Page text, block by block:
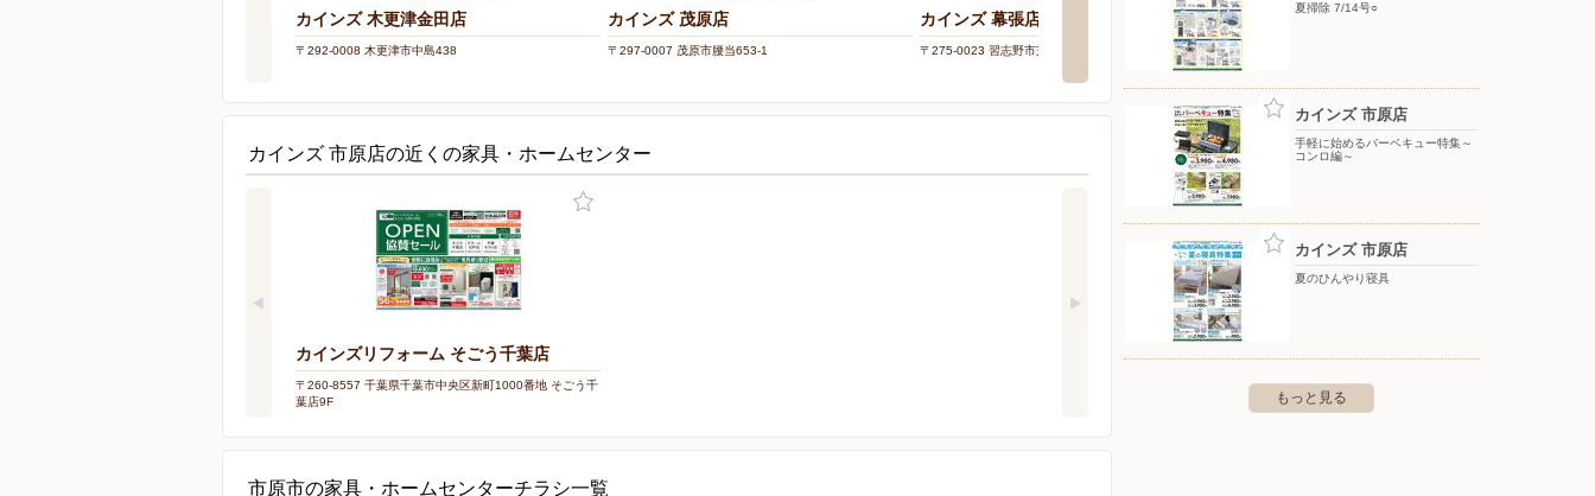
カインズ 木更津金田店
〒292-0008 木更津市中島438
カインズ 茂原店
〒297-0007 茂原市腰当653-1
カインズ 幕張店
〒275-0023 習志野市芝園1-2-1
カインズ 船橋習志野店
〒274-0071 船橋市習志野4-12-40
カインズ 市原店の近くの家具・ホームセンター
カインズリフォーム そごう千葉店
〒260-8557 千葉県千葉市中央区新町1000番地 そごう千
葉店9F
市原市の家具・ホームセンターチラシ一覧
夏掃除 7/14号○
カインズ 市原店
手軽に始めるバーベキュー特集～
コンロ編～
カインズ 市原店
夏のひんやり寝具
もっと見る